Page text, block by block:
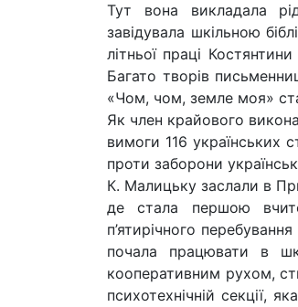
Тут вона викладала
завідувала шкільною
літньої праці
Багато творів
«Чом, чом, земле моя»
Як член крайового
вимоги 116 українських
проти заборони
К. Малицьку заслали в
де стала першою
п’ятирічного
почала працювати в
кооперативним рухом,
психотехнічній секції,